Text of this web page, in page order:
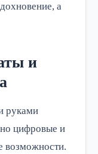
а
и
руками
цифровые и
возможности.